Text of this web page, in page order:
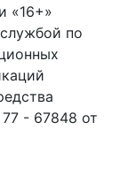
«16+»
по
- 67848 от